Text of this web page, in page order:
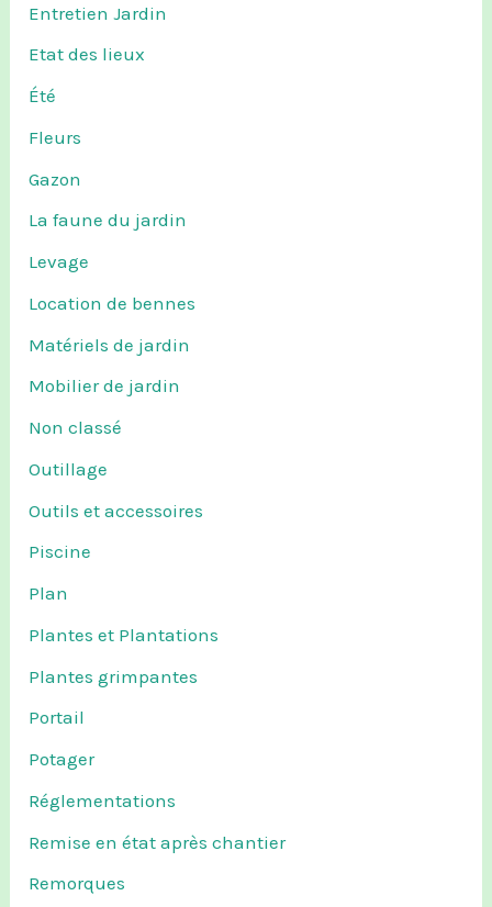
Entretien Jardin
Etat des lieux
Été
Fleurs
Gazon
La faune du jardin
Levage
Location de bennes
Matériels de jardin
Mobilier de jardin
Non classé
Outillage
Outils et accessoires
Piscine
Plan
Plantes et Plantations
Plantes grimpantes
Portail
Potager
Réglementations
Remise en état après chantier
Remorques